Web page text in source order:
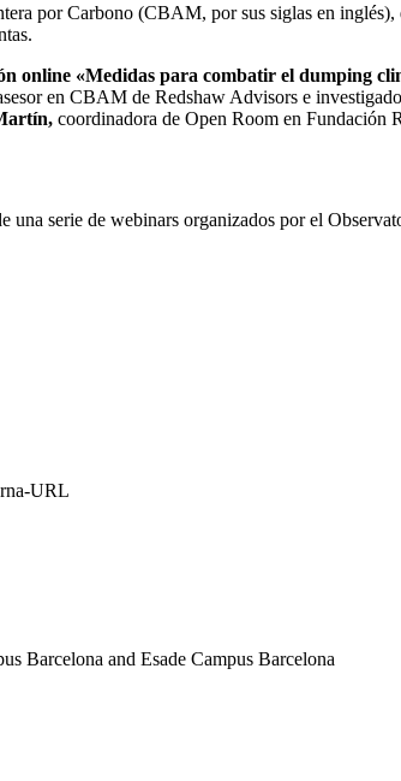
por Carbono (CBAM, por sus siglas en
online «Medidas para combatir el dumping
en CBAM de Redshaw Advisors e
coordinadora de Open Room en Fundación
una serie de webinars organizados por el
URL
Barcelona and Esade Campus Barcelona